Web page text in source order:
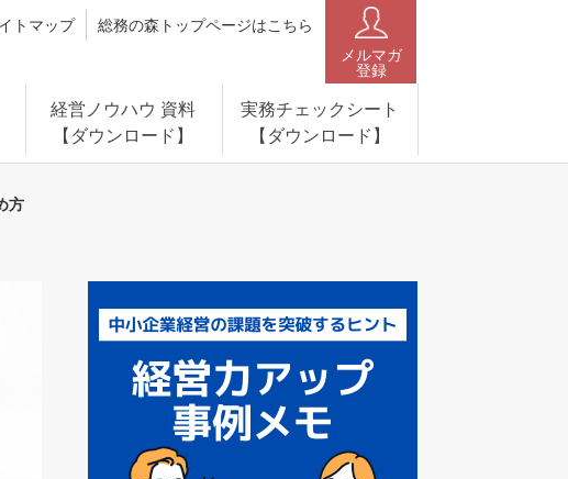
トマップ
総務の森トップページはこちら
メルマガ
登録
経営ノウハウ 資料
【ダウンロード】
実務チェックシート
【ダウンロード】
方